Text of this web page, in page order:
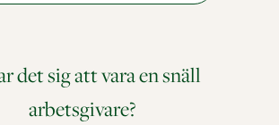
det sig att vara en snäll
arbetsgivare?